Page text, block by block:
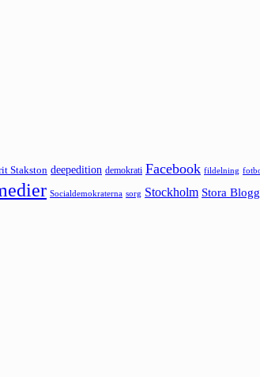
Stakston deepedition demokrati Facebook fildelning
Socialdemokraterna sorg Stockholm Stora